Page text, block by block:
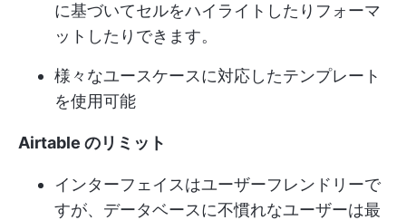
に基づいてセルをハイライトしたりフォーマ
ットしたりできます。
様々なユースケースに対応したテンプレート
を使用可能
Airtable のリミット
インターフェイスはユーザーフレンドリーで
すが、データベースに不慣れなユーザーは最